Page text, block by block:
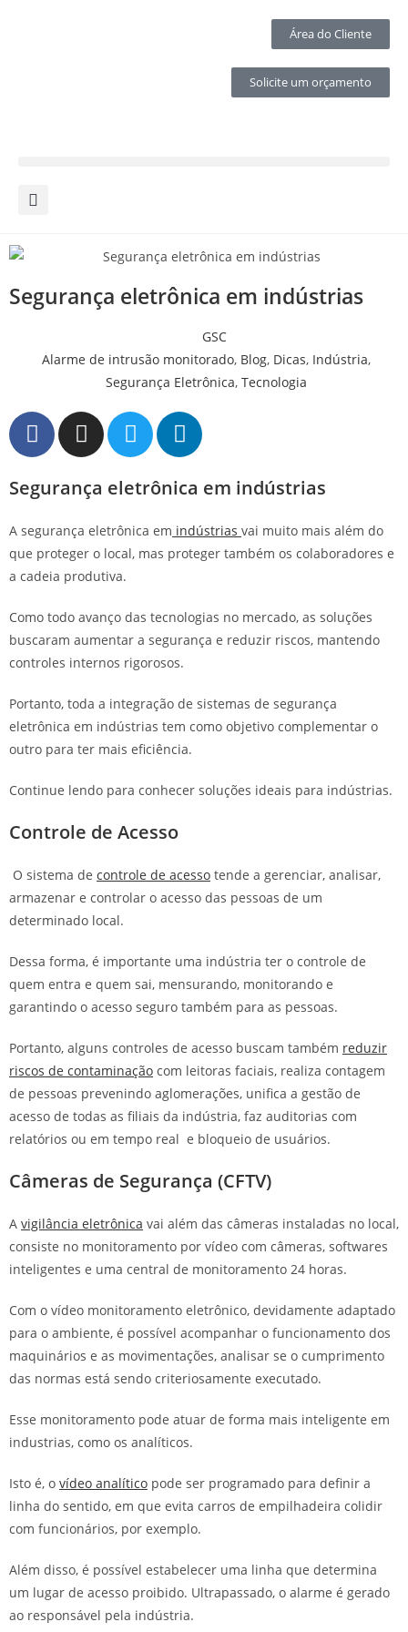
Área do Cliente
Solicite um orçamento
Segurança eletrônica em indústrias
GSC
Alarme de intrusão monitorado, Blog, Dicas, Indústria,
Segurança Eletrônica, Tecnologia
Segurança eletrônica em indústrias
A segurança eletrônica em indústrias vai muito mais além do
que proteger o local, mas proteger também os colaboradores e
a cadeia produtiva.
Como todo avanço das tecnologias no mercado, as soluções
buscaram aumentar a segurança e reduzir riscos, mantendo
controles internos rigorosos.
Portanto, toda a integração de sistemas de segurança
eletrônica em indústrias tem como objetivo complementar o
outro para ter mais eficiência.
Continue lendo para conhecer soluções ideais para indústrias.
Controle de Acesso
O sistema de controle de acesso tende a gerenciar, analisar,
armazenar e controlar o acesso das pessoas de um
determinado local.
Dessa forma, é importante uma indústria ter o controle de
quem entra e quem sai, mensurando, monitorando e
garantindo o acesso seguro também para as pessoas.
Portanto, alguns controles de acesso buscam também reduzir
riscos de contaminação com leitoras faciais, realiza contagem
de pessoas prevenindo aglomerações, unifica a gestão de
acesso de todas as filiais da indústria, faz auditorias com
relatórios ou em tempo real e bloqueio de usuários.
Câmeras de Segurança (CFTV)
A vigilância eletrônica vai além das câmeras instaladas no local,
consiste no monitoramento por vídeo com câmeras, softwares
inteligentes e uma central de monitoramento 24 horas.
Com o vídeo monitoramento eletrônico, devidamente adaptado
para o ambiente, é possível acompanhar o funcionamento dos
maquinários e as movimentações, analisar se o cumprimento
das normas está sendo criteriosamente executado.
Esse monitoramento pode atuar de forma mais inteligente em
industrias, como os analíticos.
Isto é, o vídeo analítico pode ser programado para definir a
linha do sentido, em que evita carros de empilhadeira colidir
com funcionários, por exemplo.
Além disso, é possível estabelecer uma linha que determina
um lugar de acesso proibido. Ultrapassado, o alarme é gerado
ao responsável pela indústria.